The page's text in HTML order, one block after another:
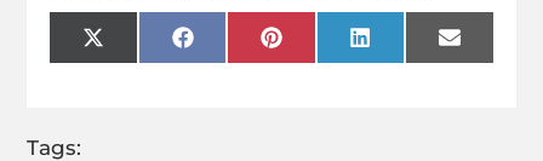
X
(Twitter)
FacebookPinterestLinkedInEmail
Tags: